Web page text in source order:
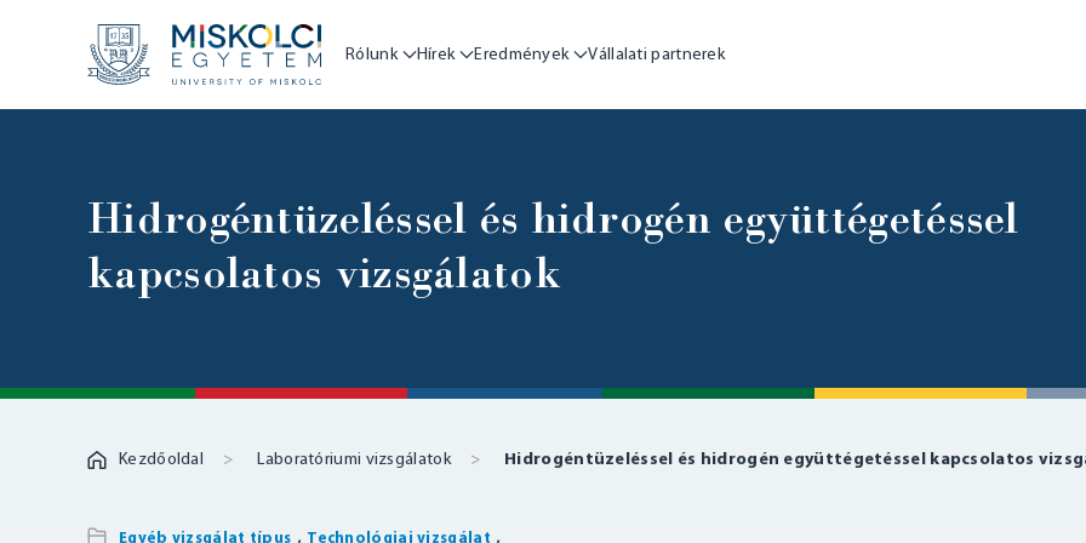
Rólunk Hírek Eredmények Vállalati partnerek
Hidrogéntüzeléssel és hidrogén együttégetéssel
kapcsolatos vizsgálatok
Kezdőoldal Laboratóriumi vizsgálatok Hidrogéntüzeléssel és hidrogén együttégetéssel kapcsolatos
Egyéb vizsgálat típus , Technológiai vizsgálat ,